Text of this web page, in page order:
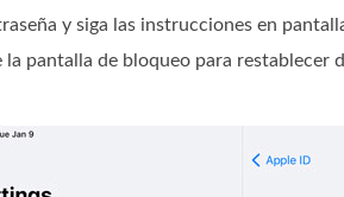
y siga las instrucciones en
la pantalla de bloqueo para restablecer